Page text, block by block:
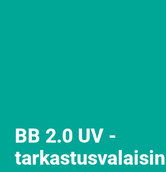
BB 2.0 UV -
tarkastusvalaisin